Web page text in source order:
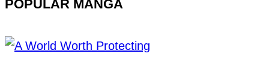
POPULAR MANGA